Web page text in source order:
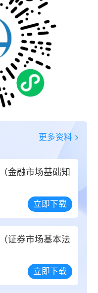
更多资料
金融市场基础知
立即下载
证券市场基本法
立即下载